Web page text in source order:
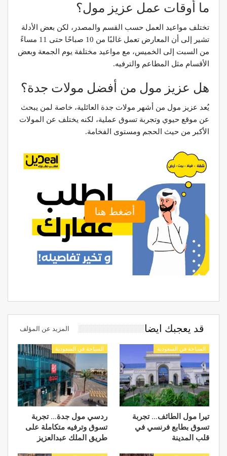
ما أوقات عمل عزيز مول؟
تختلف مواعيد العمل حسب القسم والمصدر، لكن بعض الأدلة
تشير إلى أن المعارض تعمل غالبًا من 10 صباحًا حتى 11 مساءً
من السبت إلى الخميس، مع مواعيد مختلفة يوم الجمعة وبعض
الأقسام مثل المطاعم والترفيه.
هل عزيز مول من أفضل مولات جدة؟
يُعد عزيز مول من أشهر مولات جدة العائلية، خاصة لمن يبحث
عن موقع حيوي وتجربة تسوق عملية، لكنه يختلف عن المولات
الأكبر من حيث الحجم ومستوى الفخامة.
أضغط هنا
قد يعجبك ايضا المزيد عن المؤلف
السياحة في السعودية
تيرا مول الطائف… تجربة
تسوق بطابع فرنسي في
قلب المدينة
السياحة في السعودية
ردسي مول جدة… تجربة
تسوق وترفيه متكاملة على
طريق الملك عبدالعزيز